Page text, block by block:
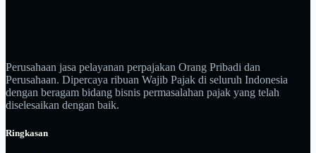
Perusahaan jasa pelayanan perpajakan Orang Pribadi dan
Perusahaan. Dipercaya ribuan Wajib Pajak di seluruh Indonesia
dengan beragam bidang bisnis permasalahan pajak yang telah
diselesaikan dengan baik.
Ringkasan